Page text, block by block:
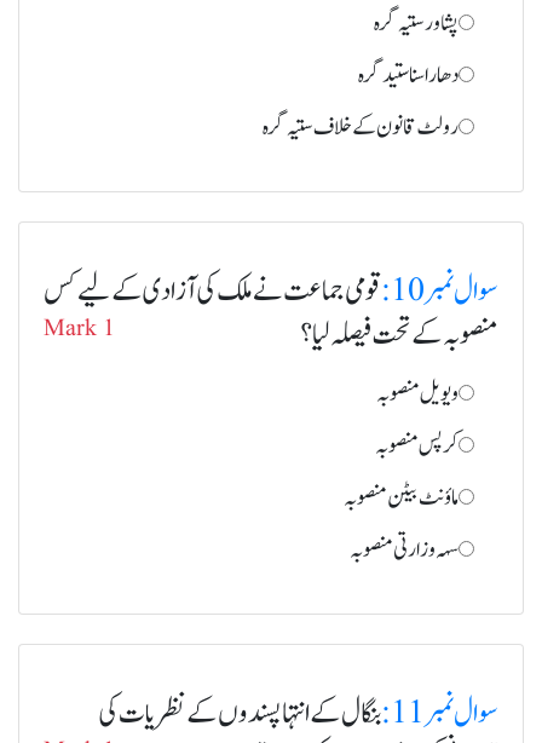
پشاور ستیہ گرہ
دھارا سنا ستید گره
رولٹ قانون کے خلاف ستیہ گرہ
سوال نمبر 10:
قومی جماعت نے ملک کی آزادی کے لیے کس
منصوبہ کے تحت فیصلہ لیا؟
Mark 1
ویویل منصوبہ
کرپس منصوبہ
ماؤنٹ بیٹن منصوبہ
سہہ وزارتی منصوبہ
سوال نمبر 11:
بنگال کے انتہا پسندوں کے نظریات کی